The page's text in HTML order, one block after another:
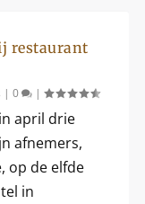
restaurant
|0 |
april drie
afnemers,
op de elfde
in